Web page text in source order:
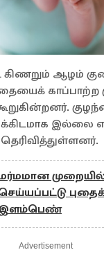
கிணறும் ஆழம்
காப்பாற்ற
இல்லை
Advertisement